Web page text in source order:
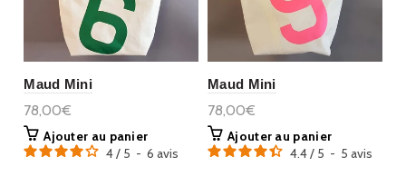
Maud Mini
78,00€
Ajouter au panier
4/ 5 - 6avis
Maud Mini
78,00€
Ajouter au panier
4.4/ 5 - 5 avis